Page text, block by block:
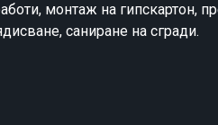
монтаж на гипскартон,
саниране на сгради.